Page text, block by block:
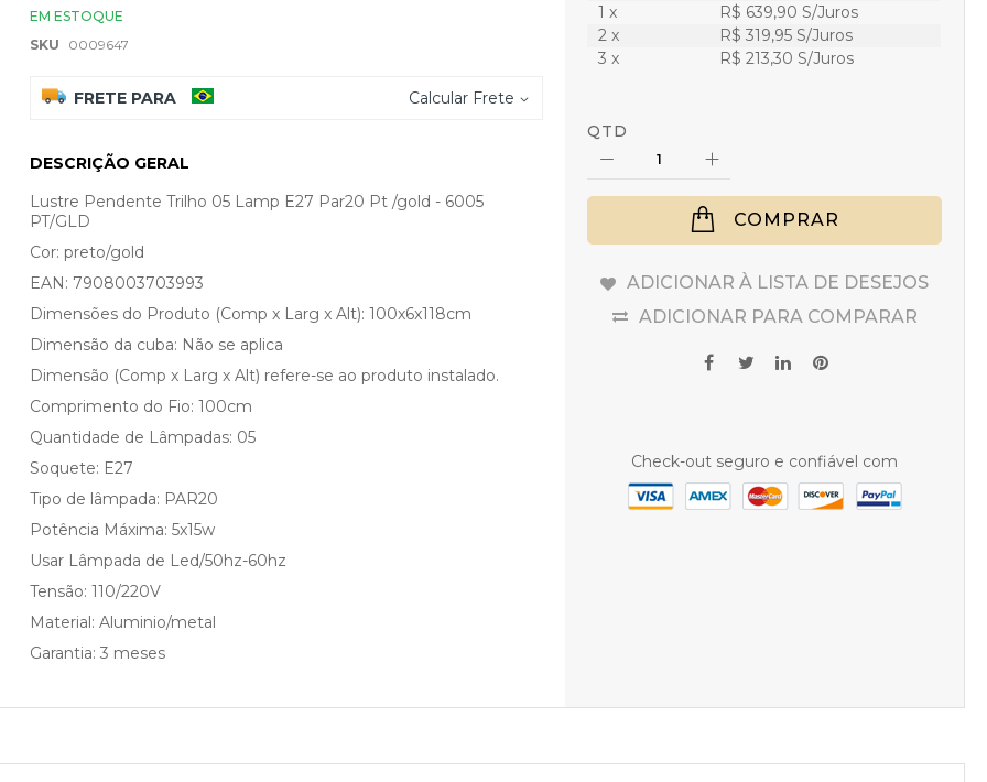
EM ESTOQUE
SKU
0009647
FRETE PARA Calcular Frete
DESCRIÇÃO GERAL
Lustre Pendente Trilho 05 Lamp E27 Par20 Pt /gold - 6005
PT/GLD
Cor: preto/gold
EAN: 7908003703993
Dimensões do Produto (Comp x Larg x Alt): 100x6x118cm
Dimensão da cuba: Não se aplica
Dimensão (Comp x Larg x Alt) refere-se ao produto instalado.
Comprimento do Fio: 100cm
Quantidade de Lâmpadas: 05
Soquete: E27
Tipo de lâmpada: PAR20
Potência Máxima: 5x15w
Usar Lâmpada de Led/50hz-60hz
Tensão: 110/220V
Material: Aluminio/metal
Garantia: 3 meses
1 x
R$ 639,90 S/Juros
2 x
R$ 319,95 S/Juros
3 x
R$ 213,30 S/Juros
QTD
COMPRAR
ADICIONAR À LISTA DE DESEJOS
ADICIONAR PARA COMPARAR
Check-out seguro e confiável com